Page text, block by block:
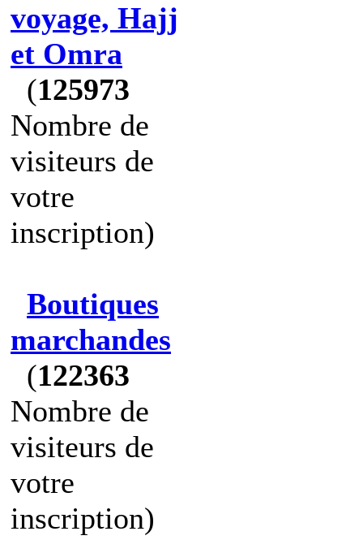
voyage, Hajj
et Omra
(125973
Nombre de
visiteurs de
votre
inscription)
Boutiques
marchandes
(122363
Nombre de
visiteurs de
votre
inscription)